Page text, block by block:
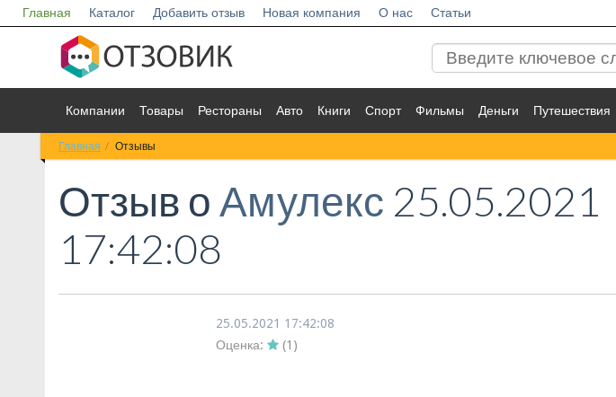
Главная Каталог Добавить отзыв Новая компания О нас Статьи
Компании Товары Рестораны Авто Книги Спорт Фильмы Деньги Путешествия
Главная Отзывы
Отзыв о Амулекс 25.05.2021
17:42:08
25.05.2021 17:42:08
Оценка:
(1 )